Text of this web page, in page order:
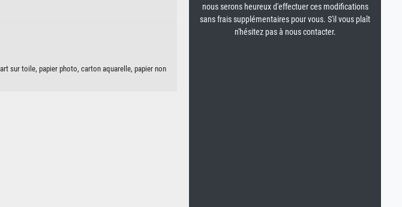
sur toile, papier photo, carton aquarelle, papier non
nous serons heureux d'effectuer ces modifications
sans frais supplémentaires pour vous. S'il vous plaît
n'hésitez pas à nous contacter.